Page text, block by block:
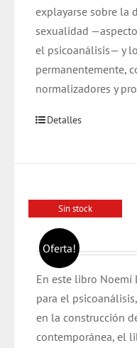
explayarse sobre la
sexualidad
el psicoanálisis— y
permanentemente,
normalizadores y
Detalles
Sin stock
Oferta!
En este libro Noemí
para el
en la construcción
contemporánea, el